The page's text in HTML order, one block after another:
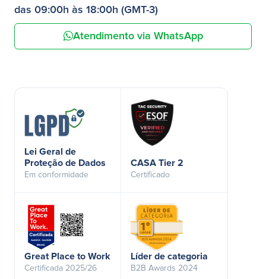
das 09:00h às 18:00h (GMT-3)
Atendimento via WhatsApp
Lei Geral de
Proteção de Dados
Em conformidade
CASA Tier 2
Certificado
Great Place to Work
Certificada 2025/26
Líder de categoria
B2B Awards 2024